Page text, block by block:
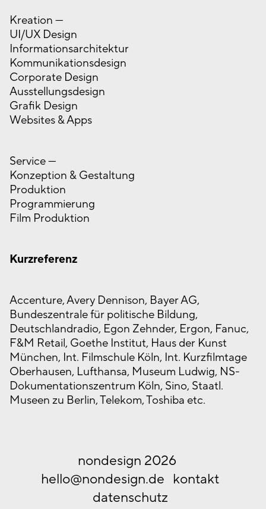
Kreation —
UI/UX Design
Informationsarchitektur
Kommunikationsdesign
Corporate Design
Ausstellungsdesign
Grafik Design
Websites & Apps
Service —
Konzeption & Gestaltung
Produktion
Programmierung
Film Produktion
Kurzreferenz
Accenture, Avery Dennison, Bayer AG,
Bundeszentrale für politische Bildung,
Deutschlandradio, Egon Zehnder, Ergon, Fanuc,
F&M Retail, Goethe Institut, Haus der Kunst
München, Int. Filmschule Köln, Int. Kurzfilmtage
Oberhausen, Lufthansa, Museum Ludwig, NS-
Dokumentationszentrum Köln, Sino, Staatl.
Museen zu Berlin, Telekom, Toshiba etc.
nondesign 2026
hello@nondesign.de kontakt
datenschutz